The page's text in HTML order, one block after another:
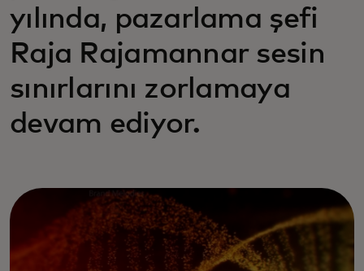
yılında, pazarlama şefi
Raja Rajamannar sesin
sınırlarını zorlamaya
devam ediyor.